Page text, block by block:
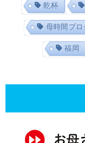
乾杯
母時間プロ
福岡